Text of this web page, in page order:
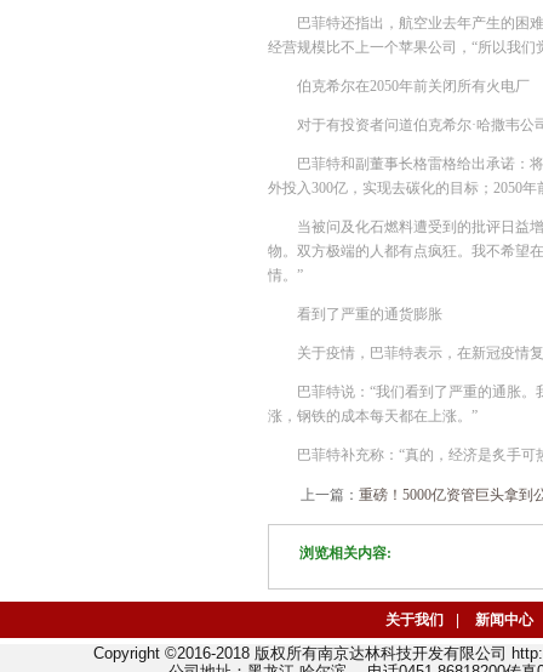
巴菲特还指出，航空业去年产生的困
经营规模比不上一个苹果公司，“所以我
伯克希尔在2050年前关闭所有火电厂
对于有投资者问道伯克希尔·哈撒韦
巴菲特和副董事长格雷格给出承诺：
外投入300亿，实现去碳化的目标；2050
当被问及化石燃料遭受到的批评日益
物。双方极端的人都有点疯狂。我不希望
情。”
看到了严重的通货膨胀
关于疫情，巴菲特表示，在新冠疫情
巴菲特说：“我们看到了严重的通胀
涨，钢铁的成本每天都在上涨。”
巴菲特补充称：“真的，经济是炙手
上一篇： 重磅！5000亿资管巨头拿到
浏览相关内容:
关于我们 新闻中心
Copyright ©2016-2018 版权所有南京达林科技开发有限公司